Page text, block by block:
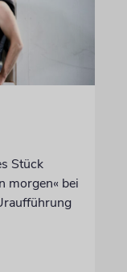
Stück
morgen« bei